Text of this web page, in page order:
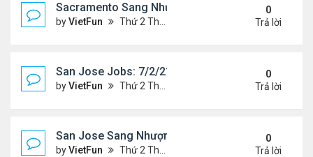
Sacramento Sang Nhượng 7/2/21- 7/9/21
byVietFun Thứ 2 Tháng 7 05, 2021 2:45 pm
0
Trả lời
San Jose Jobs: 7/2/21- 7/9/2021
byVietFun Thứ 2 Tháng 7 05, 2021 2:41 pm
0
Trả lời
San Jose Sang Nhượng 7/2/21-7//21
byVietFun Thứ 2 Tháng 7 05, 2021 2:38 pm
0
Trả lời